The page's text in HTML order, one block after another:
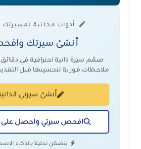
أدوات مجانية لمسيرتك
أنشئ سيرتك
صمّم سيرة ذاتية احترافية في
ملاحظات فورية لتحسينها قبل
أنشئ سيرتي
افحص سيرتي واحصل على
يتضمّن تحليلاً بالذكاء